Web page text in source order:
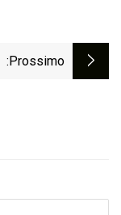
:Prossimo